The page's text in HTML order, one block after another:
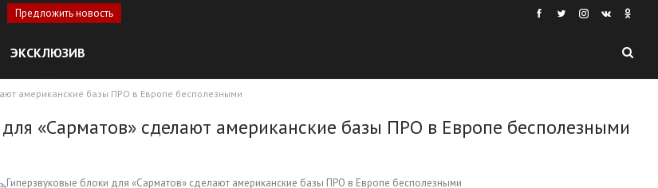
Предложить новость
ЭКСКЛЮЗИВ
американские базы ПРО в Европе бесполезными
«Сарматов» сделают американские базы ПРО в Европе бесполезными